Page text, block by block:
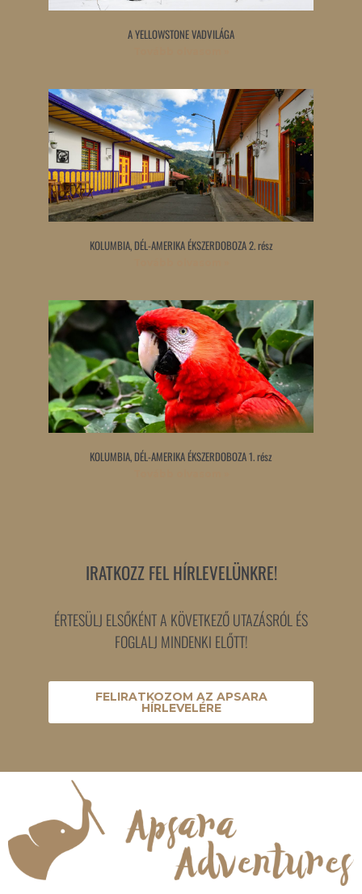
A YELLOWSTONE VADVILÁGA
KOLUMBIA, DÉL-AMERIKA ÉKSZERDOBOZA 2. rész
KOLUMBIA, DÉL-AMERIKA ÉKSZERDOBOZA 1. rész
IRATKOZZ FEL HÍRLEVELÜNKRE!
ÉRTESÜLJ ELSŐKÉNT A KÖVETKEZŐ UTAZÁSRÓL ÉS
FOGLALJ MINDENKI ELŐTT!
FELIRATKOZOM AZ APSARA
HÍRLEVELÉRE